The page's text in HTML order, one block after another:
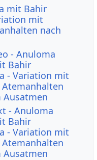
mit Bahir
mit
nach
- Anuloma
Bahir
- Variation mit
Ausatmen
- Anuloma
Bahir
- Variation mit
Ausatmen